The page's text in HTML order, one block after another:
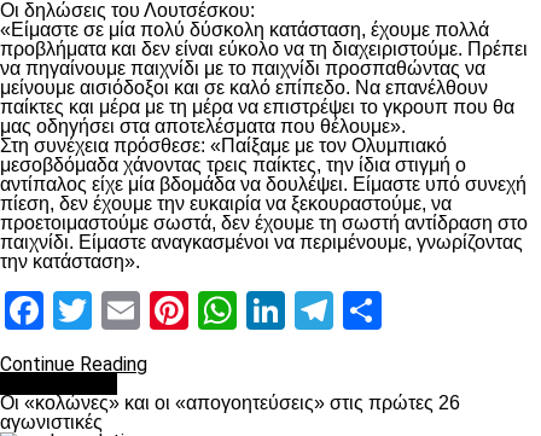
Οι δηλώσεις του Λουτσέσκου:
«Είμαστε σε μία πολύ δύσκολη κατάσταση, έχουμε πολλά
προβλήματα και δεν είναι εύκολο να τη διαχειριστούμε. Πρέπει
να πηγαίνουμε παιχνίδι με το παιχνίδι προσπαθώντας να
μείνουμε αισιόδοξοι και σε καλό επίπεδο. Να επανέλθουν
παίκτες και μέρα με τη μέρα να επιστρέψει το γκρουπ που θα
μας οδηγήσει στα αποτελέσματα που θέλουμε».
Στη συνέχεια πρόσθεσε: «Παίξαμε με τον Ολυμπιακό
μεσοβδόμαδα χάνοντας τρεις παίκτες, την ίδια στιγμή ο
αντίπαλος είχε μία βδομάδα να δουλέψει. Είμαστε υπό συνεχή
πίεση, δεν έχουμε την ευκαιρία να ξεκουραστούμε, να
προετοιμαστούμε σωστά, δεν έχουμε τη σωστή αντίδραση στο
παιχνίδι. Είμαστε αναγκασμένοι να περιμένουμε, γνωρίζοντας
την κατάσταση».
Facebook
Twitter
EmailPinterest
WhatsApp
LinkedIn
Telegram
Continue Reading
Οι «κολώνες» και οι «απογοητεύσεις» στις πρώτες 26
αγωνιστικές